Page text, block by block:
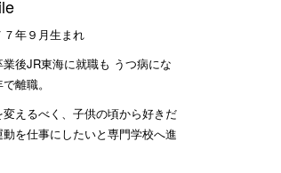
７年９月生まれ
業後JR東海に就職も うつ病にな
離職。
変えるべく、子供の頃から好きだ
動を仕事にしたいと専門学校へ進